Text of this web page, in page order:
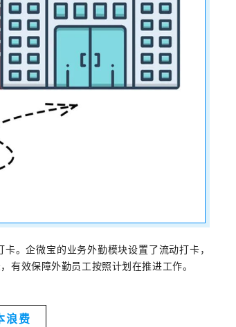
。企微宝的业务外勤模块设置了流动打卡，
，有效保障外勤员工按照计划在推进工作。
浪费